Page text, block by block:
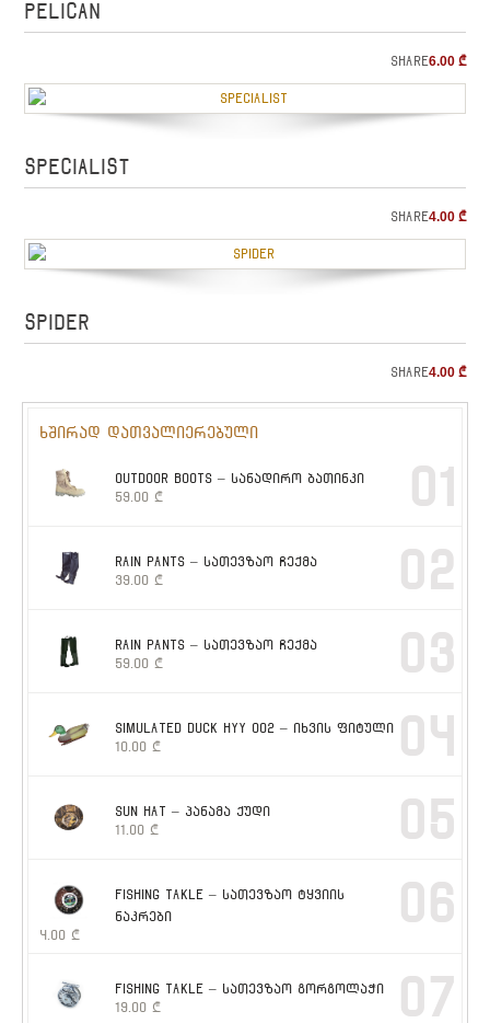
PELICAN
6.00 ₾
Share
SPECIALIST
4.00 ₾
Share
SPIDER
4.00 ₾
Share
ხშირად დათვალიერებული
OUTDOOR BOOTS – სანადირო ბათინკი
59.00 ₾ 01
RAIN PANTS – სათევზაო ჩექმა
39.00 ₾ 02
RAIN PANTS – სათევზაო ჩექმა
59.00 ₾ 03
SIMULATED DUCK HYY 002 – იხვის ფიტული
10.00 ₾ 04
SUN HAT – პანამა ქუდი
11.00 ₾ 05
FISHING TAKLE – სათევზაო ტყვიის
ნაკრები
4.00 ₾
06
FISHING TAKLE – სათევზაო გორგოლაჭი
19.00 ₾ 07